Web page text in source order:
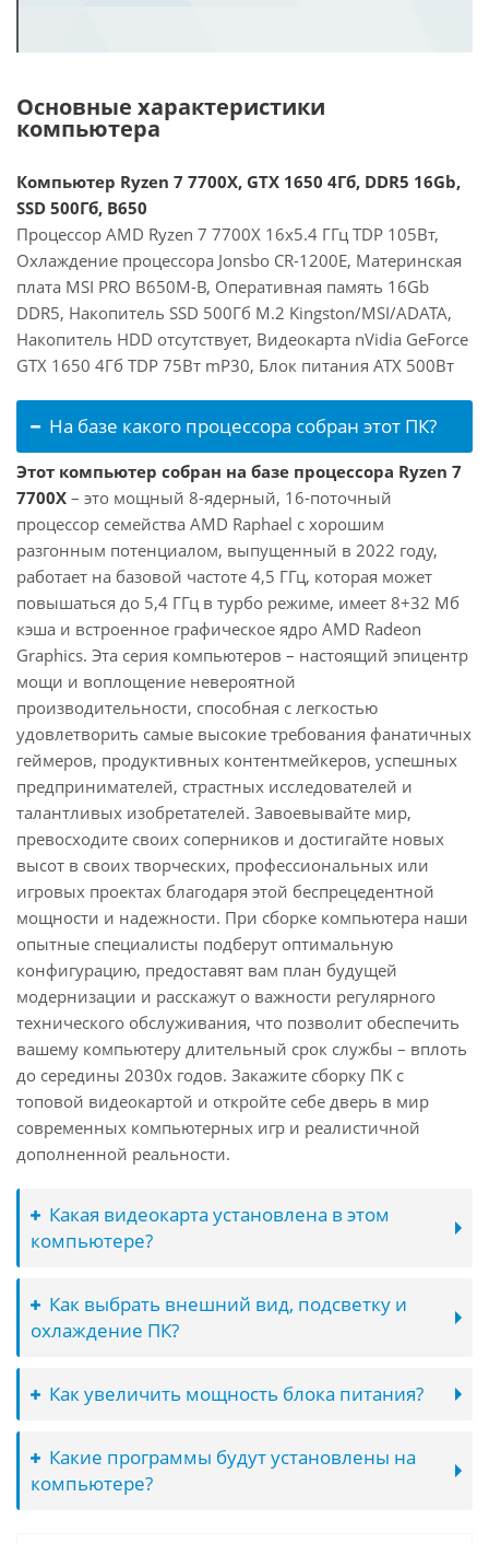
Основные характеристики
компьютера
Компьютер Ryzen 7 7700X, GTX 1650 4Гб, DDR5 16Gb,
SSD 500Гб, B650
Процессор AMD Ryzen 7 7700X 16x5.4 ГГц TDP 105Вт,
Охлаждение процессора Jonsbo CR-1200E, Материнская
плата MSI PRO B650M-B, Оперативная память 16Gb
DDR5, Накопитель SSD 500Гб M.2 Kingston/MSI/ADATA,
Накопитель HDD отсутствует, Видеокарта nVidia GeForce
GTX 1650 4Гб TDP 75Вт mP30, Блок питания ATX 500Вт
На базе какого процессора собран этот ПК?
Этот компьютер собран на базе процессора Ryzen 7
7700X – это мощный 8-ядерный, 16-поточный
процессор семейства AMD Raphael с хорошим
разгонным потенциалом, выпущенный в 2022 году,
работает на базовой частоте 4,5 ГГц, которая может
повышаться до 5,4 ГГц в турбо режиме, имеет 8+32 Мб
кэша и встроенное графическое ядро AMD Radeon
Graphics. Эта серия компьютеров – настоящий эпицентр
мощи и воплощение невероятной
производительности, способная с легкостью
удовлетворить самые высокие требования фанатичных
геймеров, продуктивных контентмейкеров, успешных
предпринимателей, страстных исследователей и
талантливых изобретателей. Завоевывайте мир,
превосходите своих соперников и достигайте новых
высот в своих творческих, профессиональных или
игровых проектах благодаря этой беспрецедентной
мощности и надежности. При сборке компьютера наши
опытные специалисты подберут оптимальную
конфигурацию, предоставят вам план будущей
модернизации и расскажут о важности регулярного
технического обслуживания, что позволит обеспечить
вашему компьютеру длительный срок службы – вплоть
до середины 2030х годов. Закажите сборку ПК с
топовой видеокартой и откройте себе дверь в мир
современных компьютерных игр и реалистичной
дополненной реальности.
Какая видеокарта установлена в этом
компьютере?
Как выбрать внешний вид, подсветку и
охлаждение ПК?
Как увеличить мощность блока питания?
Какие программы будут установлены на
компьютере?